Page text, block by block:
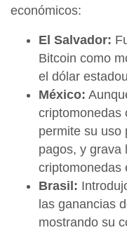
económicos:
El Salvador:
Bitcoin como
el dólar
México:
criptomonedas
permite su uso
pagos, y grava
criptomonedas
Brasil:
las ganancias
mostrando su